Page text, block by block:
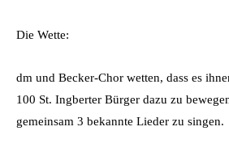
Die Wette:
dm und Becker-Chor wetten, dass es
100 St. Ingberter Bürger dazu zu
gemeinsam 3 bekannte Lieder zu singen.